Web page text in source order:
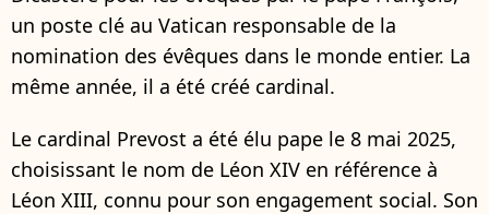
un poste clé au Vatican responsable de la
nomination des évêques dans le monde entier. La
même année, il a été créé cardinal.
Le cardinal Prevost a été élu pape le 8 mai 2025,
choisissant le nom de Léon XIV en référence à
Léon XIII, connu pour son engagement social. Son